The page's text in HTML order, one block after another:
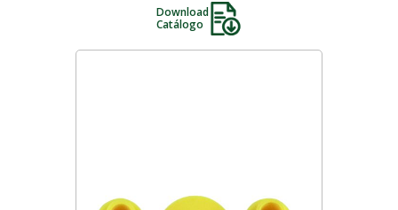
Download
Catálogo